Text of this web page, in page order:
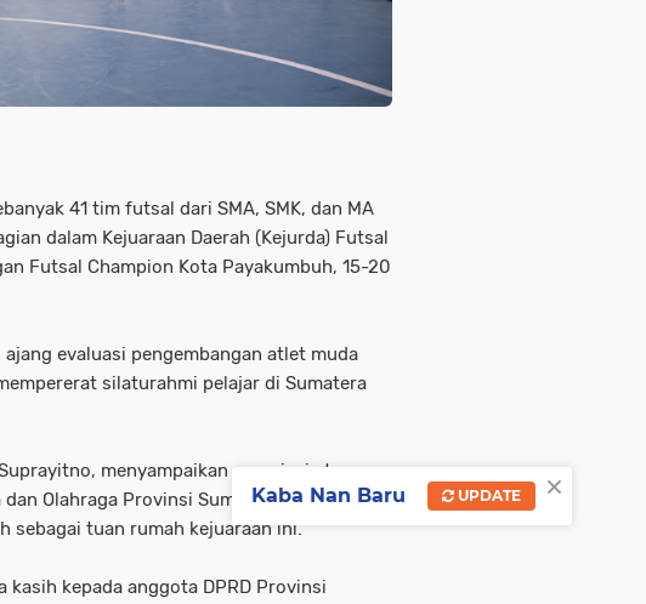
41 tim futsal dari SMA, SMK, dan MA
dalam Kejuaraan Daerah (Kejurda) Futsal
Futsal Champion Kota Payakumbuh, 15-20
evaluasi pengembangan atlet muda
silaturahmi pelajar di Sumatera
menyampaikan apresiasi atas
dan Olahraga Provinsi Sumatera Barat yang
sebagai tuan rumah kejuaraan ini.
kasih kepada anggota DPRD Provinsi
×
Kaba Nan Baru UPDATE